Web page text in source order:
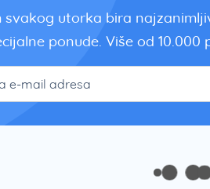
svakog utorka bira
ponude. Više od